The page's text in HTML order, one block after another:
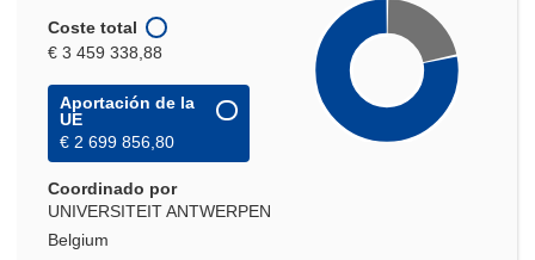
Coste total
€ 3 459 338,88
Aportación de la
UE
€ 2 699 856,80
Coordinado por
UNIVERSITEIT ANTWERPEN
Belgium